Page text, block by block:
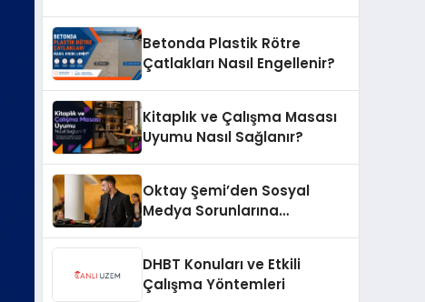
Betonda Plastik Rötre
Çatlakları Nasıl Engellenir?
Kitaplık ve Çalışma Masası
Uyumu Nasıl Sağlanır?
Oktay Şemi’den Sosyal
Medya Sorunlarına
DHBT Konuları ve Etkili
Çalışma Yöntemleri